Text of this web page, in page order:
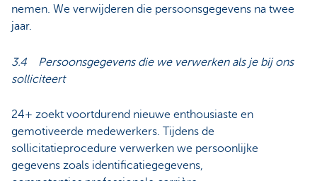
nemen. We verwijderen die persoonsgegevens na twee
jaar.
3.4 Persoonsgegevens die we verwerken als je bij ons
solliciteert
24+ zoekt voortdurend nieuwe enthousiaste en
gemotiveerde medewerkers. Tijdens de
sollicitatieprocedure verwerken we persoonlijke
gegevens zoals identificatiegegevens,